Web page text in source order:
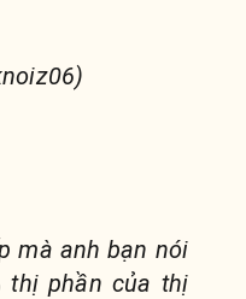
mà anh bạn nói
thị phần của thị